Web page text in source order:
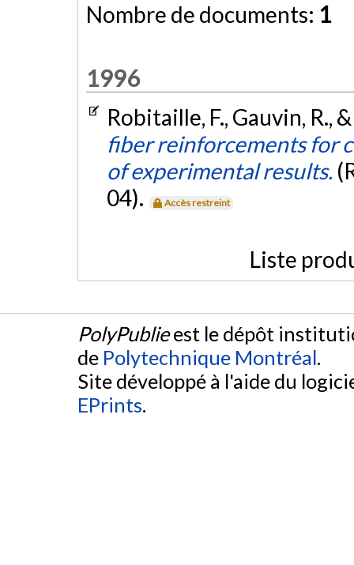
Nombre de documents: 1
1996
Robitaille, F., Gauvin, R.,
fiber reinforcements for
of experimental results.
04).
Accès restreint
Liste
PolyPublieest le dépôt
de Polytechnique Montréal.
Site développé à l'aide du
EPrints.